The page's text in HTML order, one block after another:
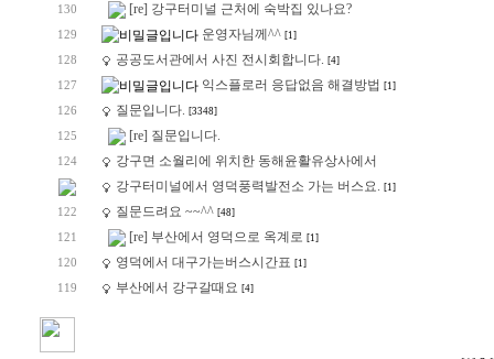
130 [re] 강구터미널 근처에 숙박집 있나요?
129 운영자님께^^ [1]
128 공공도서관에서 사진 전시회합니다. [4]
127 익스플로러 응답없음 해결방법 [1]
126 질문입니다. [3348]
125 [re] 질문입니다.
124
강구면 소월리에 위치한 동해윤활유상사에서
강구터미널에서 영덕풍력발전소 가는 버스요. [1]
122 질문드려요 ~~^^ [48]
121 [re] 부산에서 영덕으로 옥계로 [1]
120 영덕에서 대구가는버스시간표 [1]
119 부산에서 강구갈때요 [4]